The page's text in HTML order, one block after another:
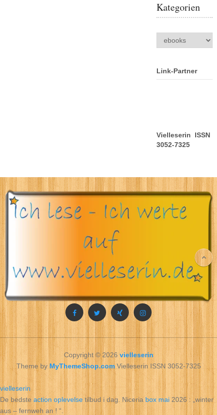
Kategorien
Kategorien
Link-Partner
Vielleserin ISSN
3052-7325
Copyright © 2026vielleserin
Theme by MyThemeShop.comVielleserin ISSN 3052-7325
vielleserin
De bedste action oplevelsetilbud i dag. Niceriabox mai2026 : „winter
aus – fernweh an ! “.